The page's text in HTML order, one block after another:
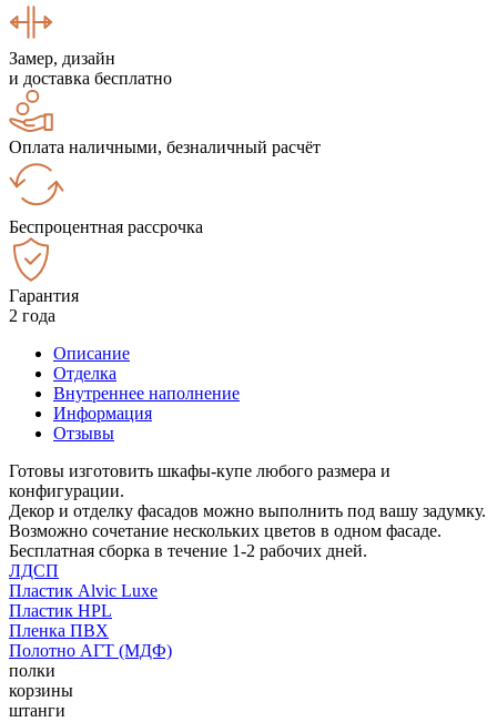
Замер, дизайн
и доставка бесплатно
Оплата наличными, безналичный расчёт
Беспроцентная рассрочка
Гарантия
2 года
Описание
Отделка
Внутреннее наполнение
Информация
Отзывы
Готовы изготовить шкафы-купе любого размера и
конфигурации.
Декор и отделку фасадов можно выполнить под вашу задумку.
Возможно сочетание нескольких цветов в одном фасаде.
Бесплатная сборка в течение 1-2 рабочих дней.
ЛДСП
Пластик Alvic Luxe
Пластик HPL
Пленка ПВХ
Полотно АГТ (МДФ)
полки
корзины
штанги